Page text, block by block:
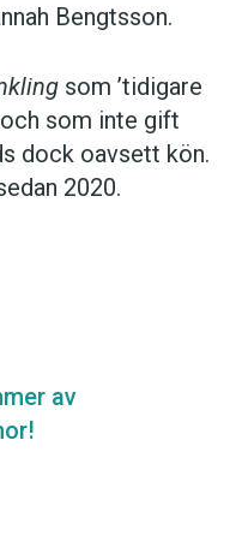
Bengtsson.
som ’tidigare
som inte gift
dock oavsett kön.
2020.
av